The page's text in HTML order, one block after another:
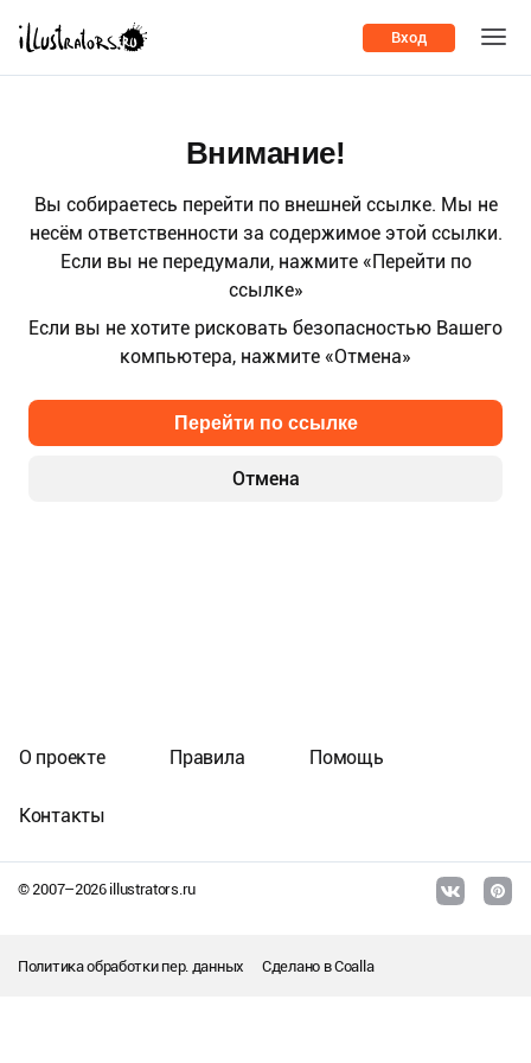
Вход
Внимание!
Вы собираетесь перейти по внешней ссылке. Мы не
несём ответственности за содержимое этой ссылки.
Если вы не передумали, нажмите «Перейти по
ссылке»
Если вы не хотите рисковать безопасностью Вашего
компьютера, нажмите «Отмена»
Отмена
Перейти по ссылке
© 2007–2026illustrators.ru
О проекте Правила Помощь
Контакты
Политика обработки пер. данных Сделано вCoalla